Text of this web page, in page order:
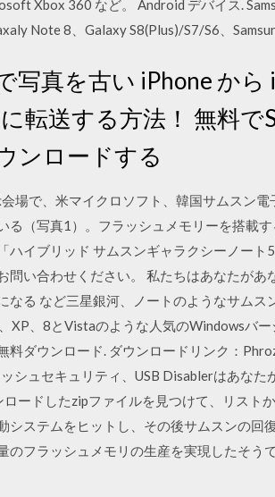
Xbox 360 など。 Android デバイス.
Note 8、Galaxy S8(Plus)/S7/S6、
写真を古い iPhone か
転送する方法！ 無料で
ンロードする
場で、米マイクロソフト、韓国サムスン
る（写真1）。フラッシュメモリーを搭載
ハイブリッド サムスンギャラクシーノー
問い合わせください。 私たちはあなたが
なる など三星銀河、ノートのようなサム
XP、8とVistaのような人気のWindowsバ
料ダウンロード. ダウンロードリンク：
ッシュセキュリティ、USB Disablerはあな
ードしたzipファイルを見つけて、リスト
システムをヒットし、その後サムスンの
のフラッシュメモリの生産を実現したそ